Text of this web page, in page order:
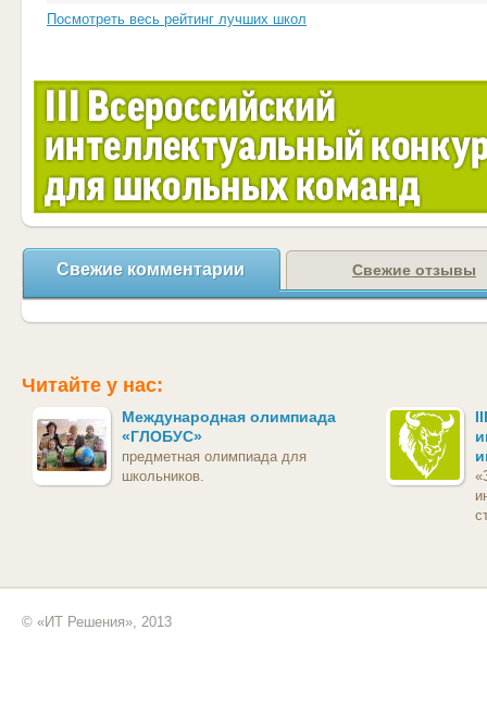
Посмотреть весь рейтинг лучших школ
Свежие комментарии Свежие отзывы
Читайте у нас:
Международная олимпиада
«ГЛОБУС»
предметная олимпиада для
школьников.
© «ИТ Решения», 2013